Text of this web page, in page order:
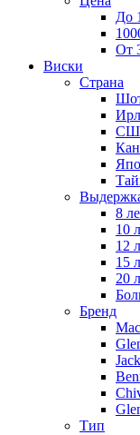
До
От
Виски
Страна
8
10
12
15
20
Бренд
Тип